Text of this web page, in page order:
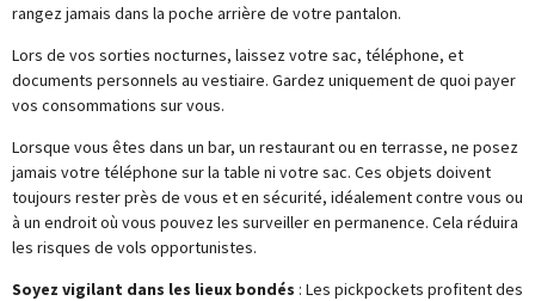
rangez jamais dans la poche arrière de votre pantalon.
Lors de vos sorties nocturnes, laissez votre sac, téléphone, et
documents personnels au vestiaire. Gardez uniquement de quoi payer
vos consommations sur vous.
Lorsque vous êtes dans un bar, un restaurant ou en terrasse, ne posez
jamais votre téléphone sur la table ni votre sac. Ces objets doivent
toujours rester près de vous et en sécurité, idéalement contre vous ou
à un endroit où vous pouvez les surveiller en permanence. Cela réduira
les risques de vols opportunistes.
Soyez vigilant dans les lieux bondés : Les pickpockets profitent des